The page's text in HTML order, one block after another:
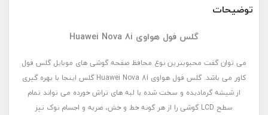
توضیحات
گلس فول هواوی Huawei Nova 8i
می توان گفت محبوبترین نوع محافظ صفحه گوشی های موبایل گلس فول
کاور می باشد. گلس فول هواوی Huawei Nova 8i گلس اینجا با بهره گیری
از شیشه گرمادیده و سخت شده با لبه های تراش خورده می تواند تمام
سطح LCD گوشی را از هر گونه خط و خش، ضربه و اجسام نوک تیز